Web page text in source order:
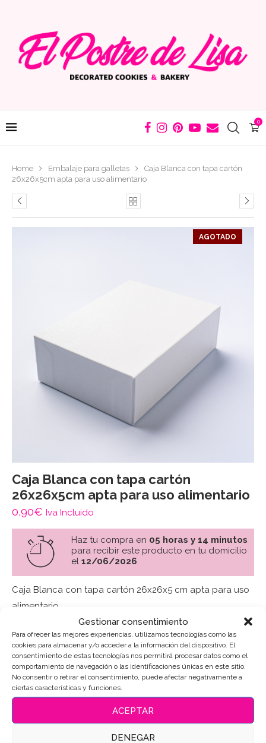
Gestionar consentimiento
Para ofrecer las mejores experiencias, utilizamos tecnologías como las
cookies para almacenar y/o acceder a la información del dispositivo. El
consentimiento de estas tecnologías nos permitirá procesar datos como el
comportamiento de navegación o las identificaciones únicas en este sitio.
No consentir o retirar el consentimiento, puede afectar negativamente a
ciertas características y funciones.
ACEPTAR
DENEGAR
0
Home Embalaje para galletas
Caja Blanca con tapa cartón
26x26x5cm apta para uso alimentario
AGOTADO
Caja Blanca con tapa cartón
26x26x5cm apta para uso alimentario
0,90€ Iva Incluido
Haz tu compra en 05 horas y 14 minutos
para recibir este producto en tu domicilio
el 12/06/2026
Caja Blanca con tapa cartón 26x26x5 cm apta para uso
alimentario
Color Blanco
Material Cartón
Tamaño 26x26x5 cm